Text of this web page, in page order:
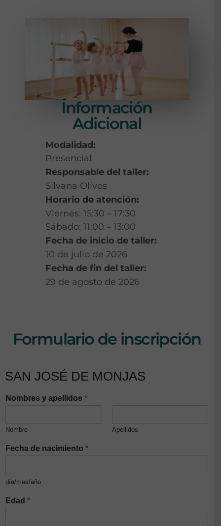
Información
Adicional
Modalidad:
Presencial
Responsable del taller:
Silvana Olivos
Horario de atención:
Viernes: 15:30 – 17:30
Sábado: 11:00 – 13:00
Fecha de inicio de taller:
10 de julio de 2026
Fecha de fin del taller:
29 de agosto de 2026
Formulario de inscripción
SAN JOSÉ DE MONJAS
Nombres y apellidos *
Nombre Apellidos
Fecha de nacimiento *
día/mes/año
Edad *